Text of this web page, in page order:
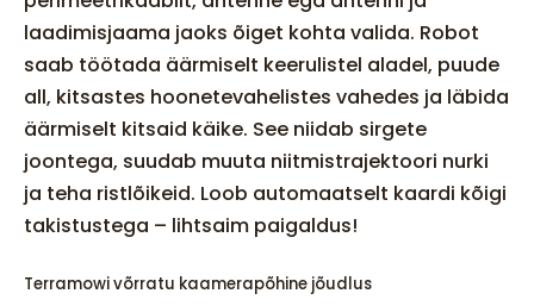
laadimisjaama jaoks õiget kohta valida. Robot
saab töötada äärmiselt keerulistel aladel, puude
all, kitsastes hoonetevahelistes vahedes ja läbida
äärmiselt kitsaid käike. See niidab sirgete
joontega, suudab muuta niitmistrajektoori nurki
ja teha ristlõikeid. Loob automaatselt kaardi kõigi
takistustega – lihtsaim paigaldus!
Terramowi võrratu kaamerapõhine jõudlus